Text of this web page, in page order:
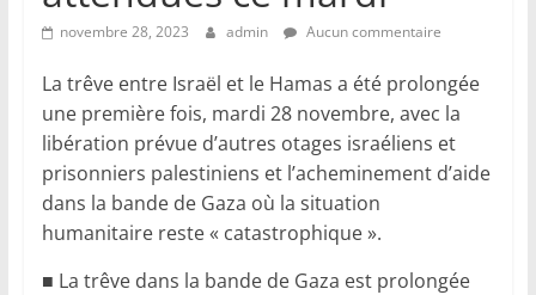
novembre 28, 2023 admin Aucun commentaire
La trêve entre Israël et le Hamas a été prolongée
une première fois, mardi 28 novembre, avec la
libération prévue d’autres otages israéliens et
prisonniers palestiniens et l’acheminement d’aide
dans la bande de Gaza où la situation
humanitaire reste « catastrophique ».
■ La trêve dans la bande de Gaza est prolongée